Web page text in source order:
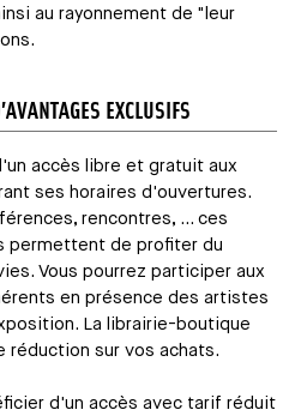
au rayonnement de "leur
EXCLUSIFS
accès libre et gratuit aux
ses horaires d'ouvertures.
rencontres, ... ces
permettent de profiter du
Vous pourrez participer aux
en présence des artistes
La librairie-boutique
réduction sur vos achats.
d'un accès avec tarif réduit